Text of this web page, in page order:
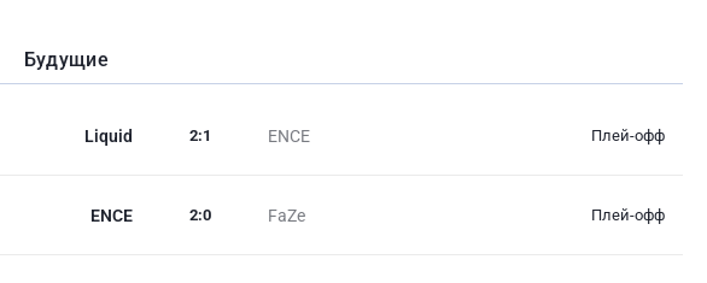
Будущие
Liquid ENCE
2:1 Плей-офф
ENCE FaZe
2:0 Плей-офф